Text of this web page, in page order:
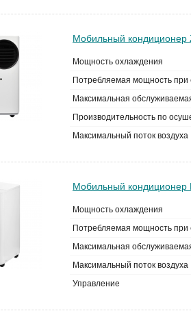
Мобильный кондиционер
Мощность охлаждения
Потребляемая мощность при
Максимальная
Производительность по
Максимальный поток воздуха
Мобильный кондиционер
Мощность охлаждения
Потребляемая мощность при
Максимальная
Максимальный поток воздуха
Управление